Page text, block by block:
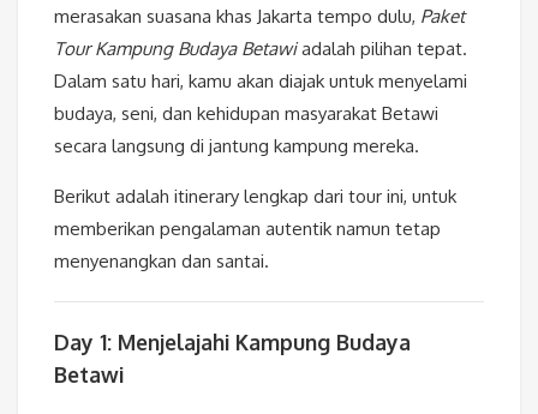
merasakan suasana khas Jakarta tempo dulu, Paket
Tour Kampung Budaya Betawiadalah pilihan tepat.
Dalam satu hari, kamu akan diajak untuk menyelami
budaya, seni, dan kehidupan masyarakat Betawi
secara langsung di jantung kampung mereka.
Berikut adalah itinerary lengkap dari tour ini, untuk
memberikan pengalaman autentik namun tetap
menyenangkan dan santai.
Day 1: Menjelajahi Kampung Budaya
Betawi